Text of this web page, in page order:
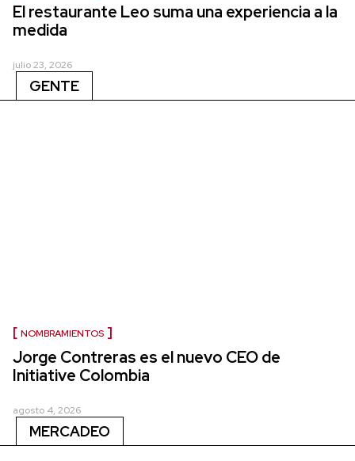
El restaurante Leo suma una experiencia a la
medida
julio 23, 2026
GENTE
NOMBRAMIENTOS
Jorge Contreras es el nuevo CEO de
Initiative Colombia
agosto 4, 2026
MERCADEO